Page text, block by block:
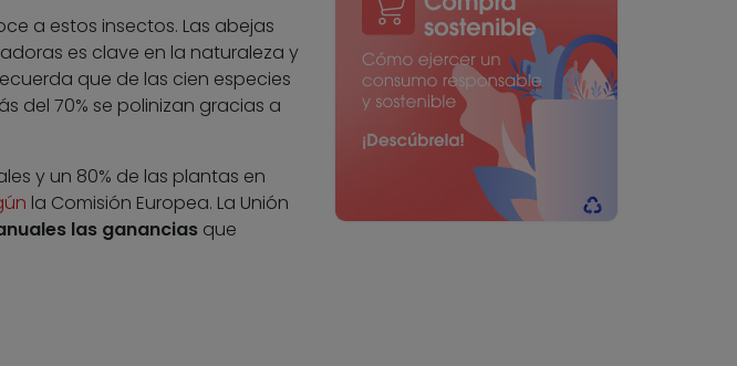
a estos insectos. Las abejas
es clave en la naturaleza y
que de las cien especies
del 70% se polinizan gracias a
y un 80% de las plantas en
la Comisión Europea. La Unión
las gananciasque